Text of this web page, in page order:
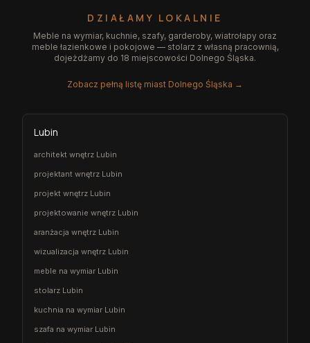
DZIAŁAMY LOKALNIE
Meble na wymiar, kuchnie, szafy, garderoby, wiatrołapy oraz
meble łazienkowe i pokojowe — stolarz z własną pracownią,
dojeżdżamy do 18 miejscowości Dolnego Śląska.
Zobacz pełną listę miast Dolnego Śląska →
Lubin
architekt wnętrz Lubin
projektant wnętrz Lubin
projekt wnętrz Lubin
projektowanie wnętrz Lubin
aranżacja wnętrz Lubin
wizualizacja wnętrz Lubin
meble na wymiar Lubin
stolarz Lubin
kuchnia na wymiar Lubin
szafa na wymiar Lubin